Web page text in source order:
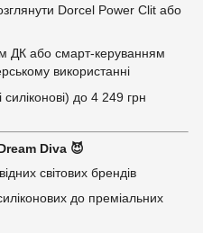
Dorcel Power Clit або
ДК або смарт-керуванням
використанні
силіконові) до 4 249 грн
Diva 😈
світових брендів
до преміальних